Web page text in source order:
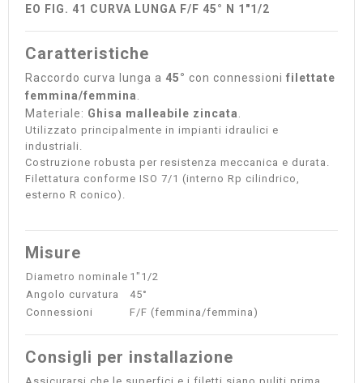
EO FIG. 41 CURVA LUNGA F/F 45° N 1"1/2
Caratteristiche
Raccordo curva lunga a 45° con connessioni filettate
femmina/femmina
Materiale: Ghisa malleabile zincata
Utilizzato principalmente in impianti idraulici e
industriali.
Costruzione robusta per resistenza meccanica e durata.
Filettatura conforme ISO 7/1 (interno Rp cilindrico,
esterno R conico).
Misure
Diametro nominale 1"1/2
Angolo curvatura
45°
Connessioni
F/F (femmina/femmina)
Consigli per installazione